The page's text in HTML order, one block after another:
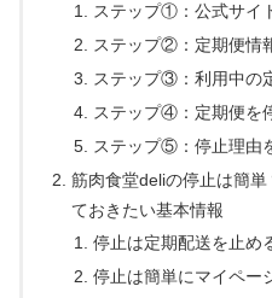
ステップ①：公式サイ
ステップ②：定期便情
ステップ③：利用中の
ステップ④：定期便を
ステップ⑤：停止理由
筋肉食堂deliの停止は簡
ておきたい基本情報
停止は定期配送を止め
停止は簡単にマイペー